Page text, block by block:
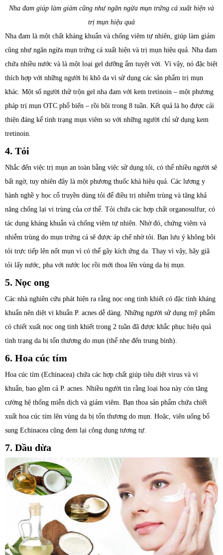
Nha đam giúp làm giảm cũng như ngăn ngừa mụn trứng cá xuất hiện và
trị mụn hiệu quả
Nha đam là một chất kháng khuẩn và chống viêm tự nhiên, giúp làm giảm
cũng như ngăn ngừa mụn trứng cá xuất hiện và trị mụn hiệu quả. Nha đam
chứa nhiều nước và là một loại gel dưỡng ẩm tuyệt vời. Vì vậy, nó đặc biệt
thích hợp với những người bị khô da vì sử dụng các sản phẩm trị mụn
khác. Một số người thử trộn gel nha đam với kem tretinoin – một phương
pháp trị mụn OTC phổ biến – rồi bôi trong 8 tuần. Kết quả là họ được cải
thiện đáng kể tình trạng mụn viêm so với những người chỉ sử dụng kem
tretinoin.
4. Tỏi
Nhắc đến việc trị mụn an toàn bằng việc sử dụng tỏi, có thể nhiều người sẽ
bất ngờ, tuy nhiên đây là một phương thuốc khá hiệu quả. Các lương y
hành nghề y học cổ truyền dùng tỏi để điều trị nhiễm trùng và tăng khả
năng chống lại vi trùng của cơ thể. Tỏi chứa các hợp chất organosulfur, có
tác dụng kháng khuẩn và chống viêm tự nhiên. Nhờ đó, chứng viêm và
nhiễm trùng do mụn trứng cá sẽ được áp chế nhờ tỏi. Bạn lưu ý không bôi
tỏi trực tiếp lên nốt mụn vì có thể gây kích ứng da. Thay vì vậy, hãy giã
tỏi lấy nước, pha với nước lọc rồi mới thoa lên vùng da bị mụn.
5. Nọc ong
Các nhà nghiên cứu phát hiện ra rằng nọc ong tinh khiết có đặc tính kháng
khuẩn nên diệt vi khuẩn P. acnes dễ dàng. Những người sử dụng mỹ phẩm
có chiết xuất nọc ong tinh khiết trong 2 tuần đã được khắc phục hiệu quả
tình trạng da bị tổn thương do mụn (thể nhẹ đến trung bình).
6. Hoa cúc tím
Hoa cúc tím (Echinacea) chứa các hợp chất giúp tiêu diệt virus và vi
khuẩn, bao gồm cả P. acnes. Nhiều người tin rằng loại hoa này còn tăng
cường hệ thống miễn dịch và giảm viêm. Bạn thoa sản phẩm chứa chiết
xuất hoa cúc tím lên vùng da bị tổn thương do mụn. Hoặc, viên uống bổ
sung Echinacea cũng đem lại công dụng tương tự.
7. Dầu dừa